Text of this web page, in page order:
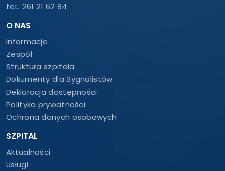
tel.: 261 21 62 84
O NAS
Informacje
Zespół
Struktura szpitala
Dokumenty dla Sygnalistów
Deklaracja dostępności
Polityka prywatności
Ochrona danych osobowych
SZPITAL
Aktualności
Usługi